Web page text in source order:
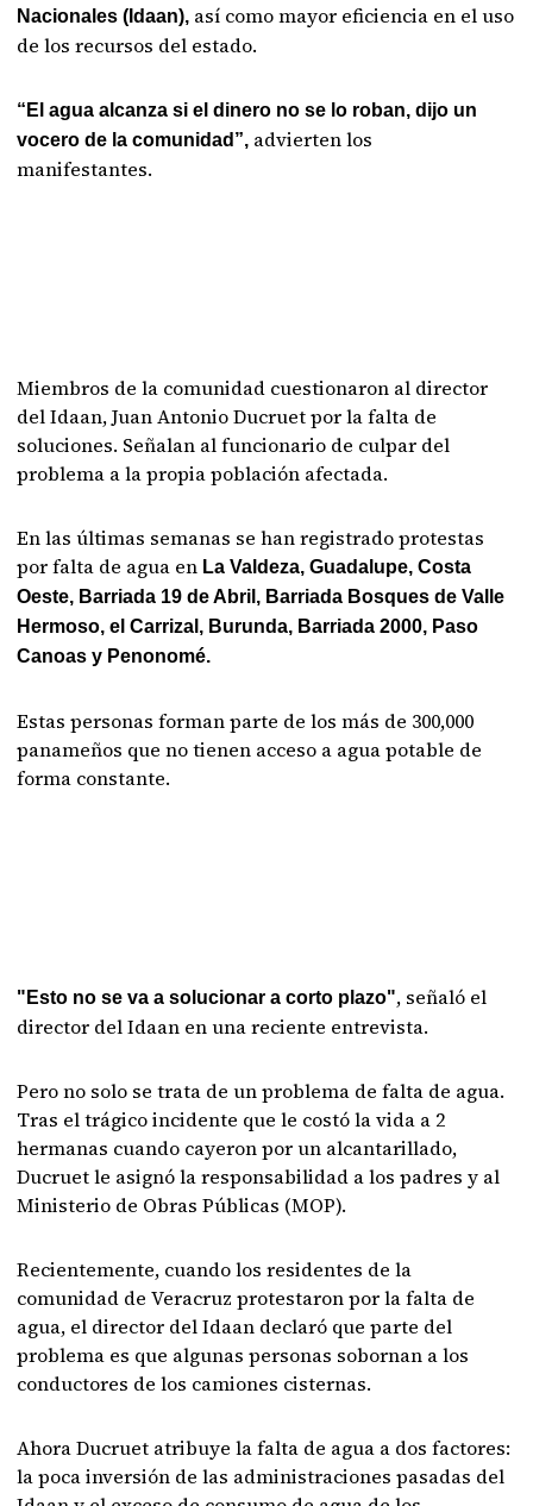
Nacionales (Idaan), así como mayor eficiencia en el uso
de los recursos del estado.
“El agua alcanza si el dinero no se lo roban, dijo un
vocero de la comunidad”, advierten los
manifestantes.
Miembros de la comunidad cuestionaron al director
del Idaan, Juan Antonio Ducruet por la falta de
soluciones. Señalan al funcionario de culpar del
problema a la propia población afectada.
En las últimas semanas se han registrado protestas
por falta de agua en La Valdeza, Guadalupe, Costa
Oeste, Barriada 19 de Abril, Barriada Bosques de Valle
Hermoso, el Carrizal, Burunda, Barriada 2000, Paso
Canoas y Penonomé.
Estas personas forman parte de los más de 300,000
panameños que no tienen acceso a agua potable de
forma constante.
"Esto no se va a solucionar a corto plazo", señaló el
director del Idaan en una reciente entrevista.
Pero no solo se trata de un problema de falta de agua.
Tras el trágico incidente que le costó la vida a 2
hermanas cuando cayeron por un alcantarillado,
Ducruet le asignó la responsabilidad a los padres y al
Ministerio de Obras Públicas (MOP).
Recientemente, cuando los residentes de la
comunidad de Veracruz protestaron por la falta de
agua, el director del Idaan declaró que parte del
problema es que algunas personas sobornan a los
conductores de los camiones cisternas.
Ahora Ducruet atribuye la falta de agua a dos factores:
la poca inversión de las administraciones pasadas del